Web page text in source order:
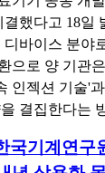
했다고 18일
바이스 분야
으로 양 기관
인젝션 기술'
결집한다는
국기계연구